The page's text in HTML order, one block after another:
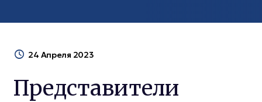
24 Апреля 2023
Представители